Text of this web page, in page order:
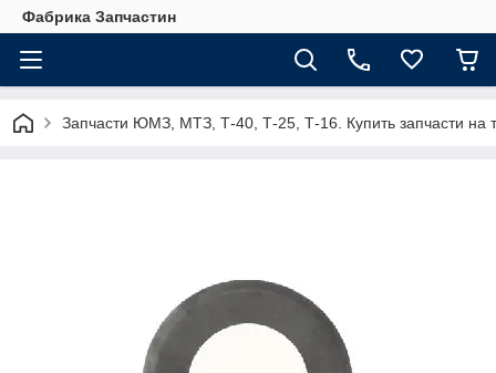
Фабрика Запчастин
Запчасти ЮМЗ, МТЗ, Т-40, Т-25, Т-16. Купить запчасти